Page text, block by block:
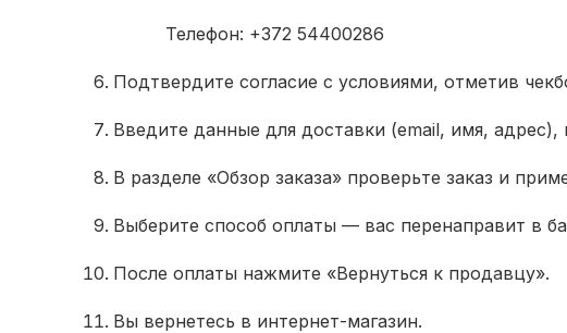
Телефон: +372 54400286
Подтвердите согласие с условиями, отметив
Введите данные для доставки (email, имя,
В разделе «Обзор заказа» проверьте заказ и
Выберите способ оплаты — вас перенаправит в
После оплаты нажмите «Вернуться к продавцу».
Вы вернетесь в интернет-магазин.